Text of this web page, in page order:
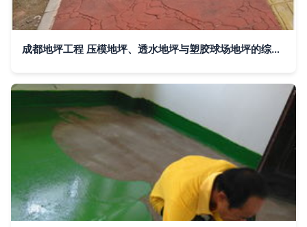
成都地坪工程 压模地坪、透水地坪与塑胶球场地坪的综合解析